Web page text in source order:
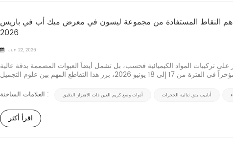
النقاط المستفادة من مجموعة ليسون في معرض ميك أب في باريس
2026
Jun 22, 2026
على تركيبات المواد الكيميائية فحسب، بل تشمل أيضاً العبوات المصممة بدقة عالية
التي تحميها وتوزعها. وفي معرض "ميك أب إن باريس" الذي أقيم مؤخراً في الفترة من 17 إلى 18 يونيو 2026، برز هذا التقاطع المهم بين علوم التجميل
العلامات الساخنة : أدوات وضع كريم العين ذات الاهتزاز الدقيق أنابيب بثق ثنائية الحجرات
اقرأ أكثر